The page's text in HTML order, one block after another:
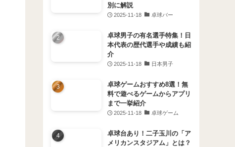
別に解説
2025-11-18 卓球バー
卓球男子の有名選手特集！日
本代表の歴代選手や成績も紹
介
2025-11-18 日本男子
卓球ゲームおすすめ8選！無
料で遊べるゲームからアプリ
まで一挙紹介
2025-11-18 卓球ゲーム
卓球台あり！二子玉川の「ア
メリカンスタジアム」とは？